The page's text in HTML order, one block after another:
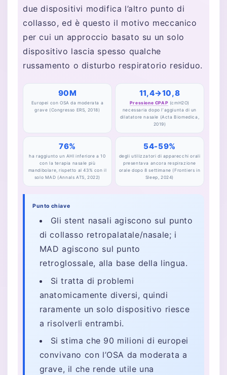
due dispositivi modifica l’altro punto di
collasso, ed è questo il motivo meccanico
per cui un approccio basato su un solo
dispositivo lascia spesso qualche
russamento o disturbo respiratorio residuo.
90M
Europei con OSA da moderata a
grave (Congresso ERS, 2018)
11,4→10,8
Pressione CPAP (cmH2O)
necessaria dopo l’aggiunta di un
dilatatore nasale (Acta Biomedica,
2019)
76%
ha raggiunto un AHI inferiore a 10
con la terapia nasale più
mandibolare, rispetto al 43% con il
solo MAD (Annals ATS, 2022)
54-59%
degli utilizzatori di apparecchi orali
presentava ancora respirazione
orale dopo 8 settimane (Frontiers in
Sleep, 2024)
Punto chiave
Gli stent nasali agiscono sul punto
di collasso retropalatale/nasale; i
MAD agiscono sul punto
retroglossale, alla base della lingua.
Si tratta di problemi
anatomicamente diversi, quindi
raramente un solo dispositivo riesce
a risolverli entrambi.
Si stima che 90 milioni di europei
convivano con l’OSA da moderata a
grave, il che rende utile una